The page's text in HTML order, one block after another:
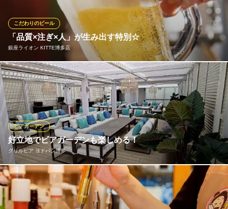
楽しみください！
バーベキューヴィレッジぶどうの樹 fukuoka
ビアガーデン/BBQ
ＪＲ鹿児島本線竹下駅 徒歩12分
福岡県福岡市博多区那珂6-23
「品質×注ぎ×人」が生み出す特別☆
銀座ライオン KITTE博多店
こだわりのビール
【唯一無二の歴史を受け継ぐビヤホール「銀座ライオン」】 当店
では、ビヤホールのプロにより、日々の徹底した品質管理・温度
管理・洗浄・ガス圧調整により、常に最高品質の樽生ビールをご
提供しております。プロが『スイングカラン』で一気に注ぎ切る
生ビールの味は他所では飲めない美味しさ。ビヤホールの技と味
を☆
銀座ライオン KITTE博多店
ビヤレストラン
地下鉄空港線（1号線）博多駅西13番出口 徒歩2分
福岡県福岡市博多区博多駅中央街9-1 KITTE博多9F
好立地でビアガーデンも楽しめる！
グリルピア ヨドバシ博多
ビアガーデン
博多駅隣接のヨドバシ博多の屋上に誕生した都市型バーベキュー
場 ラグジュアリーを感じるソファー席に、専用のグリル機器でBB
Qを体験！ アルコール飲み放題やソフトドリンクのみの飲み放題